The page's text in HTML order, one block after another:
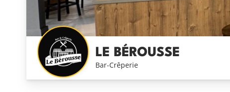
LE BÉROUSSE
Bar-Crêperie